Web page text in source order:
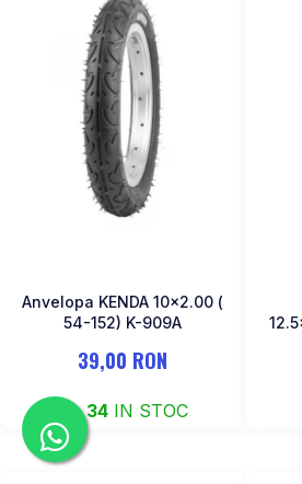
Anvelopa KENDA 10x2.00 (
54-152) K-909A
39,00 RON
34IN STOC